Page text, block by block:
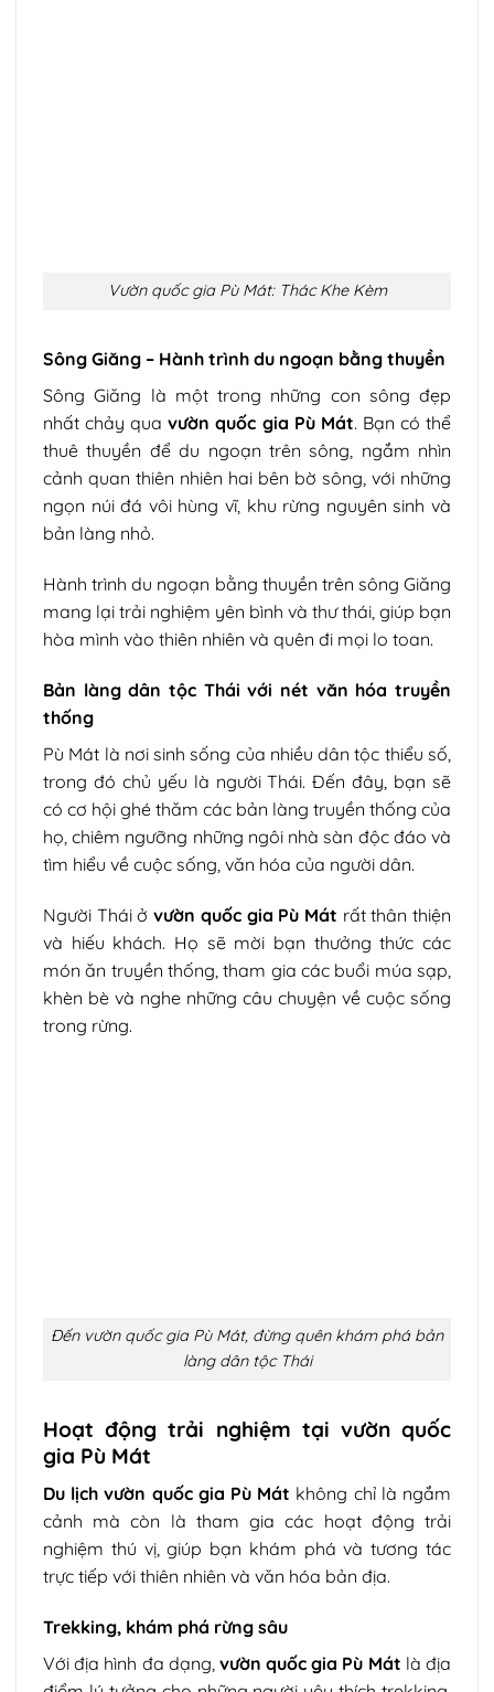
Vườn quốc gia Pù Mát: Thác Khe Kèm
Sông Giăng – Hành trình du ngoạn bằng thuyền
Sông Giăng là một trong những con sông đẹp
nhất chảy quavườn quốc gia Pù Mát. Bạn có thể
thuê thuyền để du ngoạn trên sông, ngắm nhìn
cảnh quan thiên nhiên hai bên bờ sông, với những
ngọn núi đá vôi hùng vĩ, khu rừng nguyên sinh và
bản làng nhỏ.
Hành trình du ngoạn bằng thuyền trên sông Giăng
mang lại trải nghiệm yên bình và thư thái, giúp bạn
hòa mình vào thiên nhiên và quên đi mọi lo toan.
Bản làng dân tộc Thái với nét văn hóa truyền
thống
Pù Mát là nơi sinh sống của nhiều dân tộc thiểu số,
trong đó chủ yếu là người Thái. Đến đây, bạn sẽ
có cơ hội ghé thăm các bản làng truyền thống của
họ, chiêm ngưỡng những ngôi nhà sàn độc đáo và
tìm hiểu về cuộc sống, văn hóa của người dân.
Người Thái ởvườn quốc gia Pù Mát rất thân thiện
và hiếu khách. Họ sẽ mời bạn thưởng thức các
món ăn truyền thống, tham gia các buổi múa sạp,
khèn bè và nghe những câu chuyện về cuộc sống
trong rừng.
Đến vườn quốc gia Pù Mát, đừng quên khám phá bản
làng dân tộc Thái
Hoạt động trải nghiệm tại vườn quốc
gia Pù Mát
Du lịch vườn quốc gia Pù Mát không chỉ là ngắm
cảnh mà còn là tham gia các hoạt động trải
nghiệm thú vị, giúp bạn khám phá và tương tác
trực tiếp với thiên nhiên và văn hóa bản địa.
Trekking, khám phá rừng sâu
Với địa hình đa dạng, vườn quốc gia Pù Mát là địa